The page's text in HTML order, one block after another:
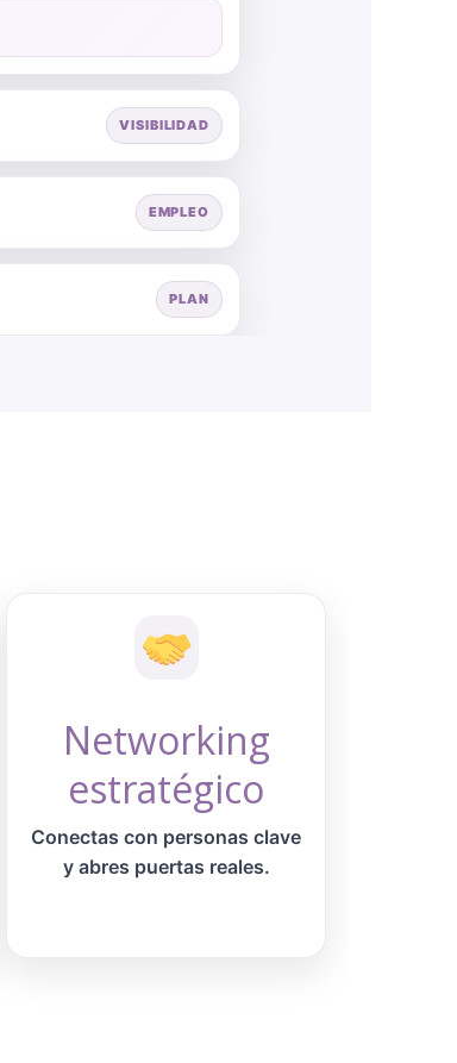
VISIBILIDAD
EMPLEO
PLAN
Networking
estratégico
Conectas con personas clave
y abres puertas reales.